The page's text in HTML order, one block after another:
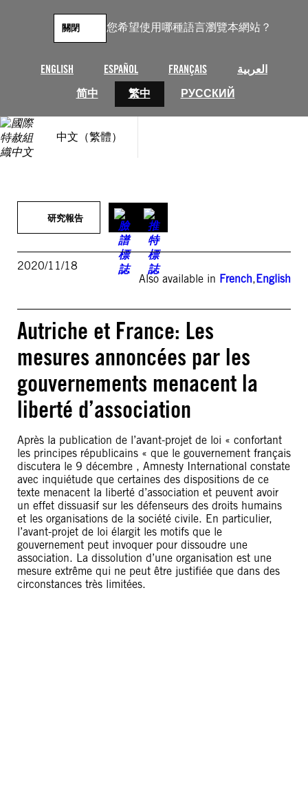
您希望使用哪種語言瀏覽本網站？
ENGLISH ESPAÑOL FRANÇAIS
العربية
简中
繁中 РУССКИЙ
關閉
中文（繁體）
研究報告
2020/11/18
Also available in French,English
Autriche et France: Les
mesures annoncées par les
gouvernements menacent la
liberté d’association
Après la publication de l’avant-projet de loi « confortant
les principes républicains « que le gouvernement français
discutera le 9 décembre , Amnesty International constate
avec inquiétude que certaines des dispositions de ce
texte menacent la liberté d’association et peuvent avoir
un effet dissuasif sur les défenseurs des droits humains
et les organisations de la société civile. En particulier,
l’avant-projet de loi élargit les motifs que le
gouvernement peut invoquer pour dissoudre une
association. La dissolution d’une organisation est une
mesure extrême qui ne peut être justifiée que dans des
circonstances très limitées.